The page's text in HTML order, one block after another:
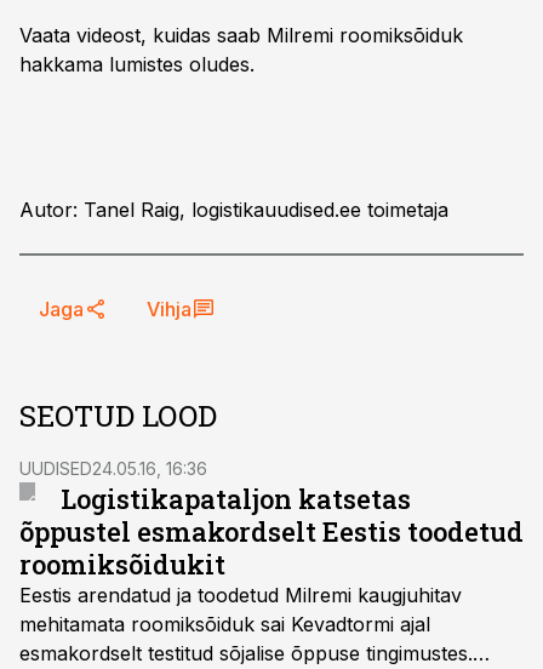
Vaata videost, kuidas saab Milremi roomiksõiduk
hakkama lumistes oludes.
Autor: Tanel Raig, logistikauudised.ee toimetaja
Jaga Vihja
SEOTUD LOOD
UUDISED24.05.16, 16:36
Logistikapataljon katsetas
õppustel esmakordselt Eestis toodetud
roomiksõidukit
Eestis arendatud ja toodetud Milremi kaugjuhitav
mehitamata roomiksõiduk sai Kevadtormi ajal
esmakordselt testitud sõjalise õppuse tingimustes.